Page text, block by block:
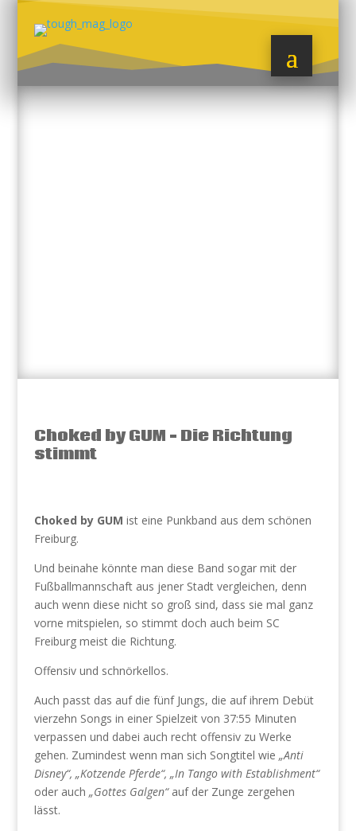
Choked by GUM – Die Richtung
stimmt
Choked by GUM ist eine Punkband aus dem schönen
Freiburg.
Und beinahe könnte man diese Band sogar mit der
Fußballmannschaft aus jener Stadt vergleichen, denn
auch wenn diese nicht so groß sind, dass sie mal ganz
vorne mitspielen, so stimmt doch auch beim SC
Freiburg meist die Richtung.
Offensiv und schnörkellos.
Auch passt das auf die fünf Jungs, die auf ihrem Debüt
vierzehn Songs in einer Spielzeit von 37:55 Minuten
verpassen und dabei auch recht offensiv zu Werke
gehen. Zumindest wenn man sich Songtitel wie „Anti
Disney“, „Kotzende Pferde“, „In Tango with Establishment“
oder auch „Gottes Galgen“auf der Zunge zergehen
lässt.